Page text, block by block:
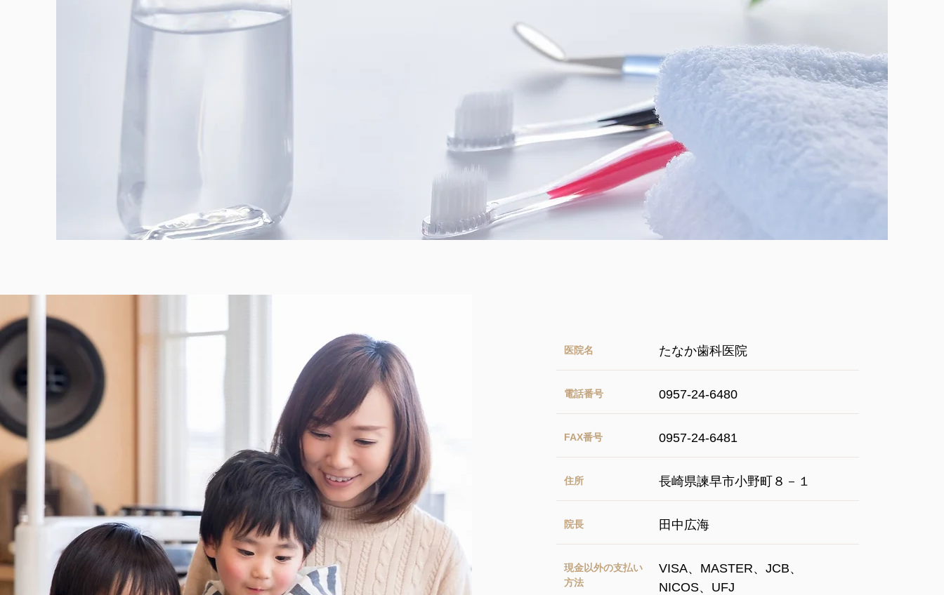
医院名 ​たなか歯科医院
電話番号 0957-24-6480
FAX番号 0957-24-6481
住所 ​長崎県諫早市小野町８－１
院長 ​田中広海
現金以外の支払い
方法
VISA、MASTER、JCB、
NICOS、UFJ